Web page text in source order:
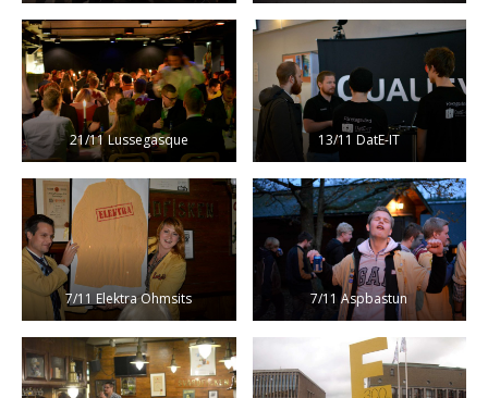
21/11 Lussegasque 13/11 DatE-IT
7/11 Elektra Ohmsits 7/11 Aspbastun